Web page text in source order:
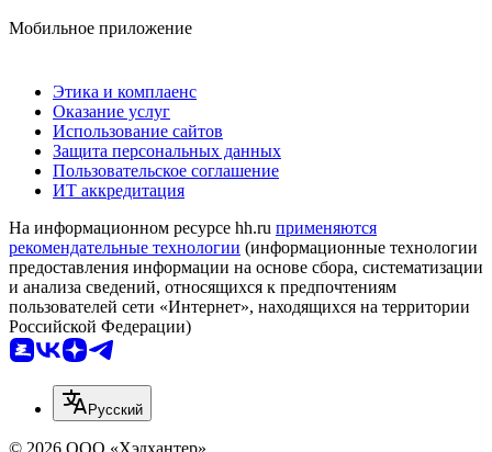
Мобильное приложение
Этика и комплаенс
Оказание услуг
Использование сайтов
Защита персональных данных
Пользовательское соглашение
ИТ аккредитация
На информационном ресурсе hh.ru применяются
рекомендательные технологии (информационные технологии
предоставления информации на основе сбора, систематизации
и анализа сведений, относящихся к предпочтениям
пользователей сети «Интернет», находящихся на территории
Российской Федерации)
Русский
© 2026 ООО «Хэдхантер»